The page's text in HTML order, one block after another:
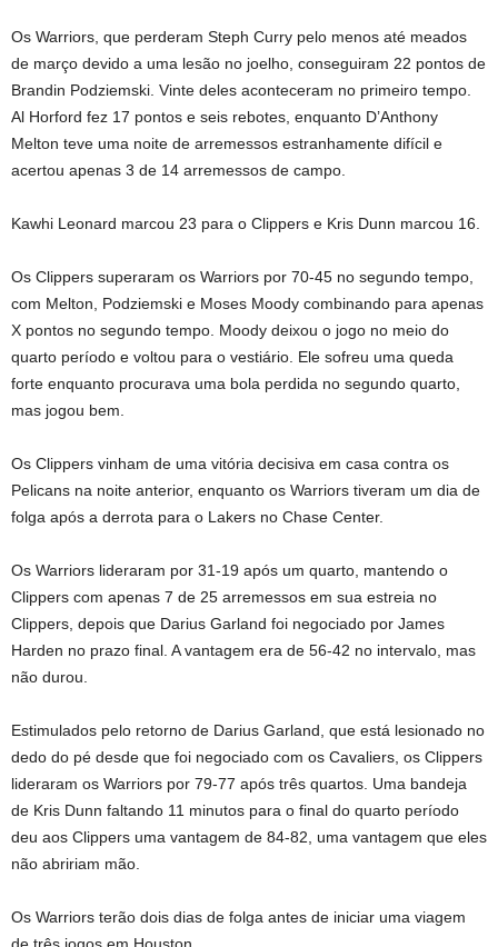
Os Warriors, que perderam Steph Curry pelo menos até meados
de março devido a uma lesão no joelho, conseguiram 22 pontos de
Brandin Podziemski. Vinte deles aconteceram no primeiro tempo.
Al Horford fez 17 pontos e seis rebotes, enquanto D’Anthony
Melton teve uma noite de arremessos estranhamente difícil e
acertou apenas 3 de 14 arremessos de campo.
Kawhi Leonard marcou 23 para o Clippers e Kris Dunn marcou 16.
Os Clippers superaram os Warriors por 70-45 no segundo tempo,
com Melton, Podziemski e Moses Moody combinando para apenas
X pontos no segundo tempo. Moody deixou o jogo no meio do
quarto período e voltou para o vestiário. Ele sofreu uma queda
forte enquanto procurava uma bola perdida no segundo quarto,
mas jogou bem.
Os Clippers vinham de uma vitória decisiva em casa contra os
Pelicans na noite anterior, enquanto os Warriors tiveram um dia de
folga após a derrota para o Lakers no Chase Center.
Os Warriors lideraram por 31-19 após um quarto, mantendo o
Clippers com apenas 7 de 25 arremessos em sua estreia no
Clippers, depois que Darius Garland foi negociado por James
Harden no prazo final. A vantagem era de 56-42 no intervalo, mas
não durou.
Estimulados pelo retorno de Darius Garland, que está lesionado no
dedo do pé desde que foi negociado com os Cavaliers, os Clippers
lideraram os Warriors por 79-77 após três quartos. Uma bandeja
de Kris Dunn faltando 11 minutos para o final do quarto período
deu aos Clippers uma vantagem de 84-82, uma vantagem que eles
não abririam mão.
Os Warriors terão dois dias de folga antes de iniciar uma viagem